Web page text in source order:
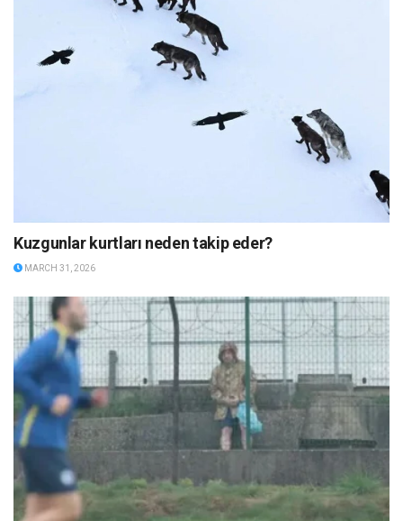
Kuzgunlar kurtları neden takip eder?
MARCH 31, 2026